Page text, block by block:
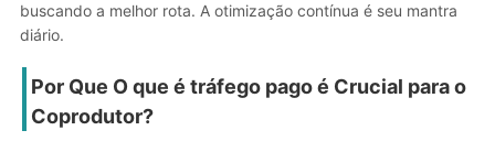
buscando a melhor rota. A otimização contínua é seu mantra
diário.
Por Que O que é tráfego pagoé Crucial para o
Coprodutor?